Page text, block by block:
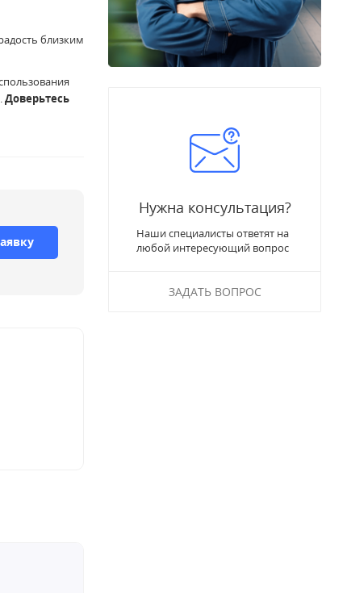
близким
Доверьтесь
Нужна консультация?
Наши специалисты ответят на
любой интересующий вопрос
ЗАДАТЬ ВОПРОС